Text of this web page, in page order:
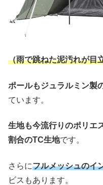
（雨で跳ねた泥汚れが目
ポールもジュラルミン製
ています。
生地も今流行りのポリエ
割合のTC生地です。
さらにフルメッシュのイ
ビスもあります。